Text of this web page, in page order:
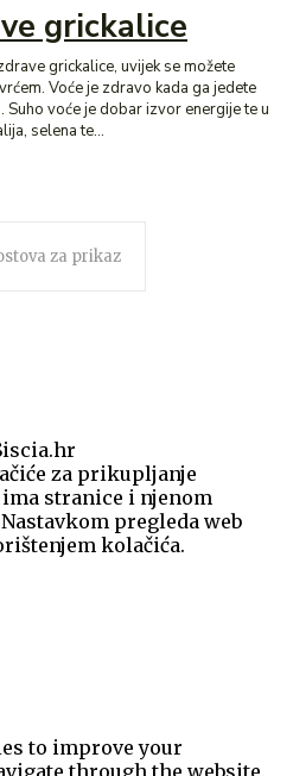
grickalice
grickalice, uvijek se možete
Voće je zdravo kada ga jedete
Suho voće je dobar izvor energije te u
selena te...
za prikaz
za prikupljanje
stranice i njenom
Nastavkom pregleda web
kolačića.
to improve your